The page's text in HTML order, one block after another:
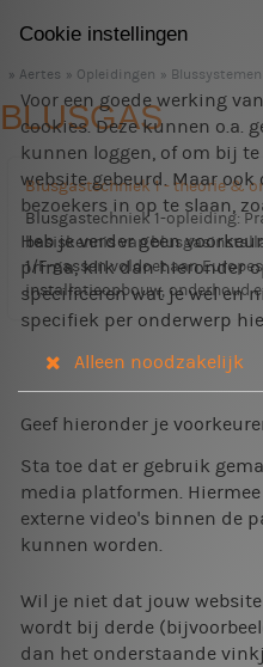
Aertes Opleidingen Blussystemen
BLUSGAS
Blusgastechniek 1 - theorie &
Blusgastechniek 1-opleiding:
basiskennis van
1/F-gassen voldoet aan
installatieopbouw, onderhoud
Cookie instellingen
Voor een goede werking
cookies. Deze kunnen o.a.
kunnen loggen, of om bij
website gebeurd. Maar
bezoekers in op te slaan,
Heb je verder geen
prima, klik dan hieronder
specificeren wat je wel en
specifiek per onderwerp
Alleen noodzakelijk
Geef hieronder je
Sta toe dat er gebruik
media platformen.
externe video's binnen de
kunnen worden.
Wil je niet dat jouw website
wordt bij derde
dan het onderstaande